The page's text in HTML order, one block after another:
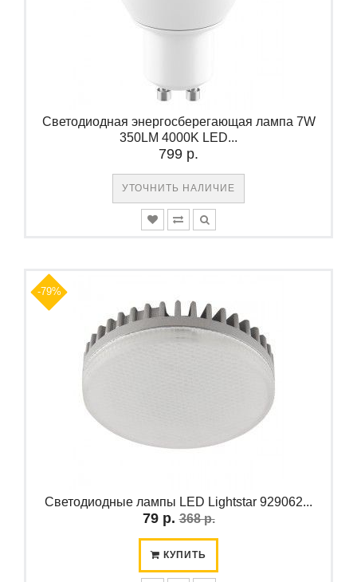
Светодиодная энергосберегающая лампа 7W
350LM 4000K LED...
799 р.
УТОЧНИТЬ НАЛИЧИЕ
-79%
Светодиодные лампы LED Lightstar 929062...
79 р. 368 р.
КУПИТЬ